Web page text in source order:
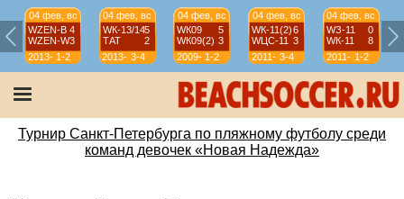
04 фев, вс
WZEN-B 4
WZEN-W3
2013-
14
1-2
04 фев, вс
WК-13/145
ТАТ
2
2013-
14
3-4
04 фев, вс
WК09
5
WК09(2) 3
2009-
10
1-2
04 фев, вс
WК-11(2)6
WЦС-11 3
2011-
12
3-4
04 фев, вс
WЗ-11
0
WК-11
8
2011-
12
1-2
Турнир Санкт-Петербурга по пляжному футболу среди
команд девочек «Новая Надежда»